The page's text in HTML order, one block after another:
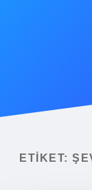
Yasal Uyarı
ETIKET: